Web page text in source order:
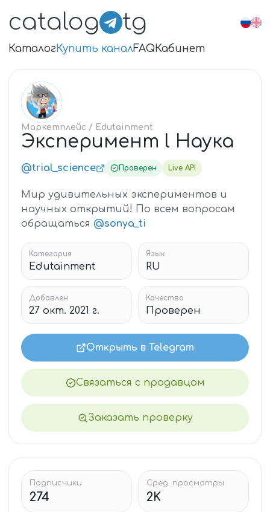
catalog tg
КаталогКупить каналFAQКабинет
ЭК
Маркетплейс / Edutainment
Эксперимент l Наука
@trial_science Проверен Live API
Мир удивительных экспериментов и
научных открытий! По всем вопросам
обращаться @sonya_ti
Категория
Edutainment
Язык
RU
Добавлен
27 окт. 2021 г.
Качество
Проверен
Открыть в Telegram
Связаться с продавцом
Заказать проверку
Подписчики
274
Сред. просмотры
2K